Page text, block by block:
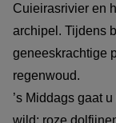
Cuieirasrivier en
archipel. Tijdens
geneeskrachtige
regenwoud.
’s Middags gaat
wild: roze